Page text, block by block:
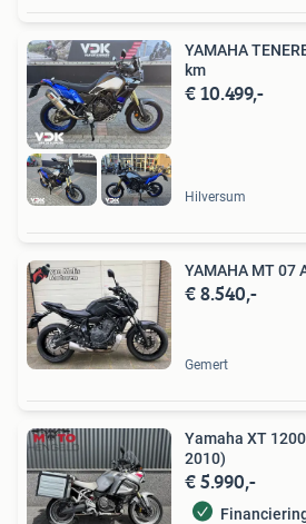
YAMAHA
km
€ 10.499,-
Hilversum
YAMAHA MT 07
€ 8.540,-
Gemert
Yamaha XT 1200
2010)
€ 5.990,-